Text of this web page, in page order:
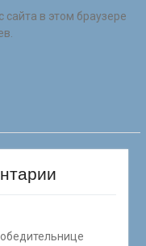
в этом браузере